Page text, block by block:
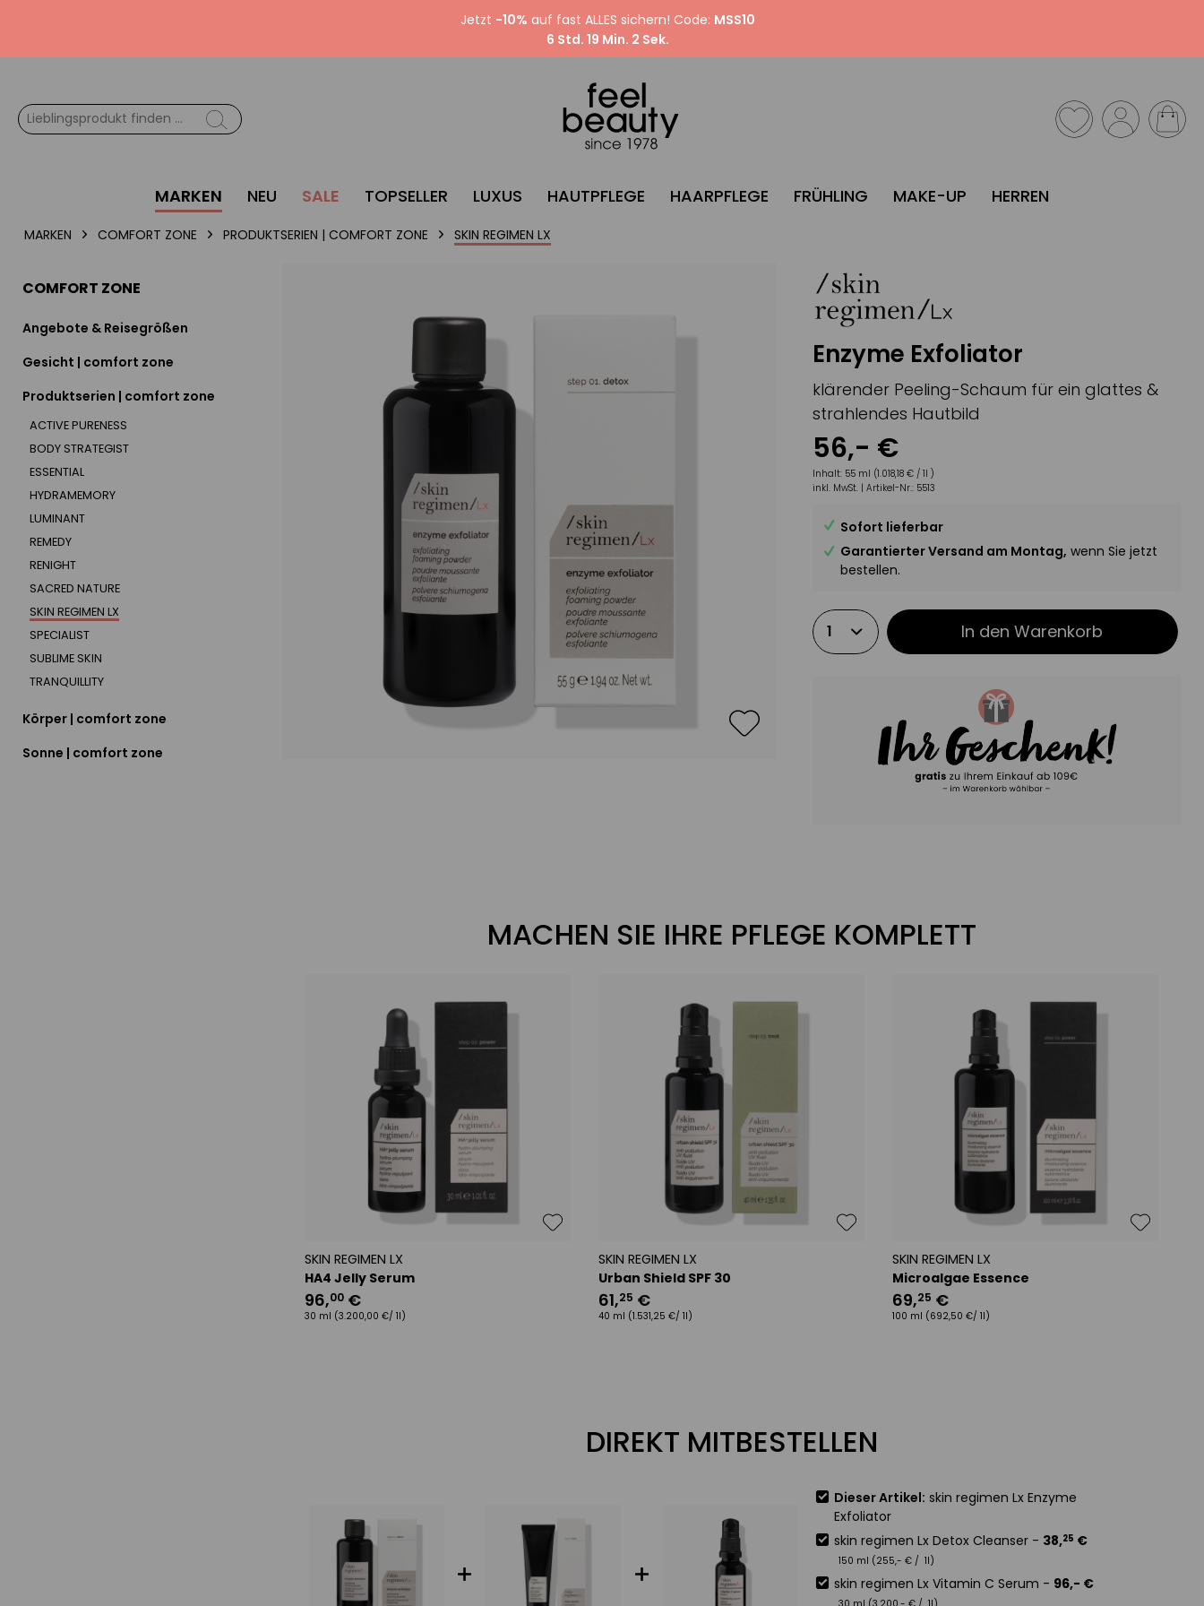
Jetzt -10% auf fast ALLES sichern! Code: MSS10
6 Std. 19 Min. 1 Sek.
MARKEN NEU SALE TOPSELLER LUXUS HAUTPFLEGE HAARPFLEGE FRÜHLING MAKE-UP HERREN
MARKEN COMFORT ZONE PRODUKTSERIEN | COMFORT ZONE SKIN REGIMEN LX
COMFORT ZONE
Angebote & Reisegrößen
Gesicht | comfort zone
Produktserien | comfort zone
ACTIVE PURENESS
BODY STRATEGIST
ESSENTIAL
HYDRAMEMORY
LUMINANT
REMEDY
RENIGHT
SACRED NATURE
SKIN REGIMEN LX
SPECIALIST
SUBLIME SKIN
TRANQUILLITY
Körper | comfort zone
Sonne | comfort zone
Enzyme Exfoliator
klärender Peeling-Schaum für ein glattes &
strahlendes Hautbild
56,- €
Inhalt: 55 ml (1.018,18 € / 1l )
inkl. MwSt. |Artikel-Nr.: 5513
Sofort lieferbar
Garantierter Versand am Montag, wenn Sie jetzt
bestellen.
In den Warenkorb
MACHEN SIE IHRE PFLEGE KOMPLETT
SKIN REGIMEN LX
HA4 Jelly Serum
96,00 €
30 ml (3.200,00 €/ 1l)
SKIN REGIMEN LX
Urban Shield SPF 30
61,25 €
40 ml (1.531,25 €/ 1l)
SKIN REGIMEN LX
Microalgae Essence
69,25 €
100 ml (692,50 €/ 1l)
DIREKT MITBESTELLEN
Dieser Artikel: skin regimen Lx Enzyme
Exfoliator
skin regimen Lx Detox Cleanser - 38,25 €
150 ml (255,-€ / 1l)
skin regimen Lx Vitamin C Serum - 96,- €